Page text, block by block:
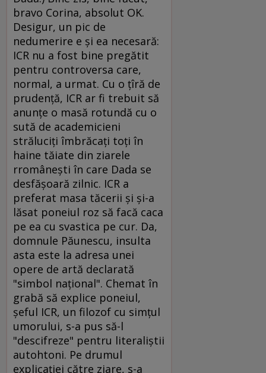
bravo Corina, absolut OK.
Desigur, un pic de
nedumerire e şi ea necesară:
ICR nu a fost bine pregătit
pentru controversa care,
normal, a urmat. Cu o ţîră de
prudenţă, ICR ar fi trebuit să
anunţe o masă rotundă cu o
sută de academicieni
străluciţi îmbrăcaţi toţi în
haine tăiate din ziarele
rromâneşti în care Dada se
desfăşoară zilnic. ICR a
preferat masa tăcerii şi şi-a
lăsat poneiul roz să facă caca
pe ea cu svastica pe cur. Da,
domnule Păunescu, insulta
asta este la adresa unei
opere de artă declarată
"simbol naţional". Chemat în
grabă să explice poneiul,
şeful ICR, un filozof cu simţul
umorului, s-a pus să-l
"descifreze" pentru literaliştii
autohtoni. Pe drumul
explicaţiei către ziare, s-a